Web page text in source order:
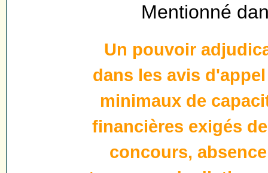
Mentionné
Un pouvoir
dans les avis
minimaux de
financières exigés
concours,